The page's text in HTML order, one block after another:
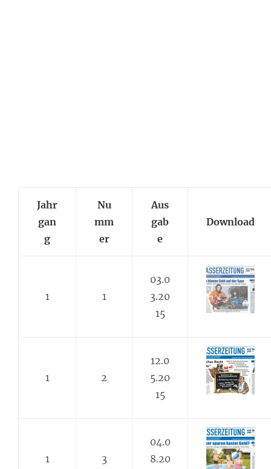
Jahr
gan
g
Nu
mm
er
Aus
gab
e
Download
1 1
03.0
3.20
15
1 2
12.0
5.20
15
1 3
04.0
8.20